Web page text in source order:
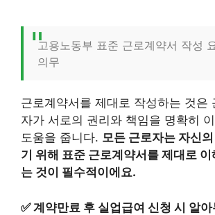
고용노동부 표준 근로계약서 작성
의무
근로계약서를 제대로 작성하는 것은
자가 서로의 권리와 책임을 명확히
도움을 줍니다. 모든 근로자는 자신
기 위해 표준 근로계약서를 제대로
는 것이 필수적이에요.
✅계약만료 후 실업급여 신청 시 알